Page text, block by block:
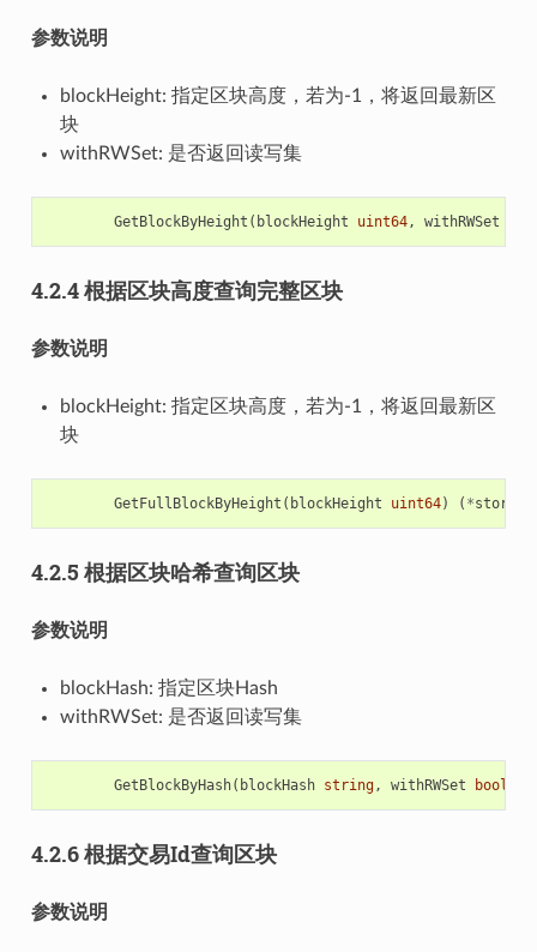
参数说明
blockHeight: 指定区块高度，若为-1，将返回最新区
块
withRWSet: 是否返回读写集
GetBlockByHeight ( blockHeight uint64, withRWSet
4.2.4 根据区块高度查询完整区块
参数说明
blockHeight: 指定区块高度，若为-1，将返回最新区
块
GetFullBlockByHeight ( blockHeight uint64) ( *store
4.2.5 根据区块哈希查询区块
参数说明
blockHash: 指定区块Hash
withRWSet: 是否返回读写集
GetBlockByHash( blockHash string, withRWSet bool
4.2.6 根据交易Id查询区块
参数说明